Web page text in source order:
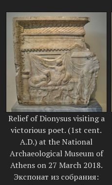
Relief of Dionysus visiting a
victorious poet. (1st cent.
A.D.) at the National
Archaeological Museum of
Athens on 27 March 2018.
Экспонат из собрания: